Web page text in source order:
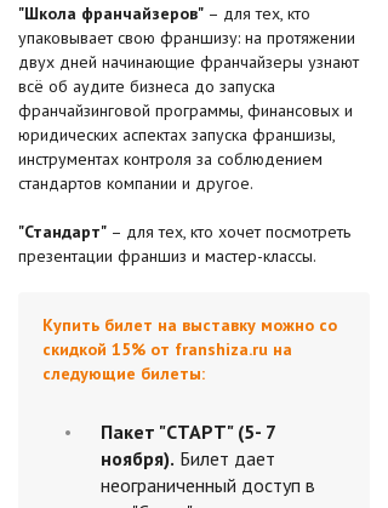
"Школа франчайзеров" – для тех, кто
упаковывает свою франшизу: на протяжении
двух дней начинающие франчайзеры узнают
всё об аудите бизнеса до запуска
франчайзинговой программы, финансовых и
юридических аспектах запуска франшизы,
инструментах контроля за соблюдением
стандартов компании и другое.
"Стандарт" – для тех, кто хочет посмотреть
презентации франшиз и мастер-классы.
Купить билет на выставку можно со
скидкой 15% от franshiza.ru на
следующие билеты:
Пакет "СТАРТ" (5- 7
ноября). Билет дает
неограниченный доступ в